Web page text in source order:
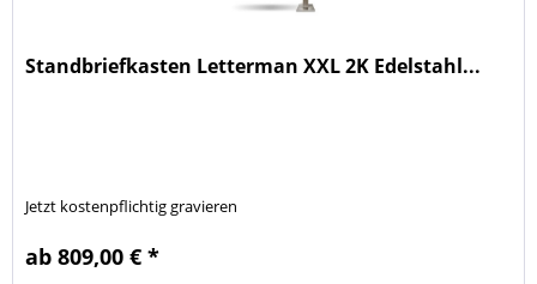
Standbriefkasten Letterman XXL 2K Edelstahl...
Jetzt kostenpflichtig gravieren
ab 809,00 € *